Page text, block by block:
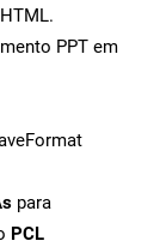
PPT em
para
PCL